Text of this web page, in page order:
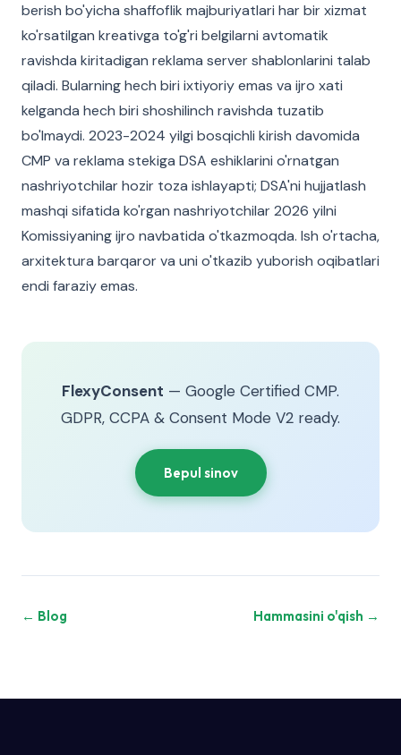
berish bo'yicha shaffoflik majburiyatlari har bir xizmat
ko'rsatilgan kreativga to'g'ri belgilarni avtomatik
ravishda kiritadigan reklama server shablonlarini talab
qiladi. Bularning hech biri ixtiyoriy emas va ijro xati
kelganda hech biri shoshilinch ravishda tuzatib
bo'lmaydi. 2023-2024 yilgi bosqichli kirish davomida
CMP va reklama stekiga DSA eshiklarini o'rnatgan
nashriyotchilar hozir toza ishlayapti; DSA'ni hujjatlash
mashqi sifatida ko'rgan nashriyotchilar 2026 yilni
Komissiyaning ijro navbatida o'tkazmoqda. Ish o'rtacha,
arxitektura barqaror va uni o'tkazib yuborish oqibatlari
endi faraziy emas.
FlexyConsent — Google Certified CMP.
GDPR, CCPA & Consent Mode V2 ready.
Bepul sinov
← Blog Hammasini o'qish →